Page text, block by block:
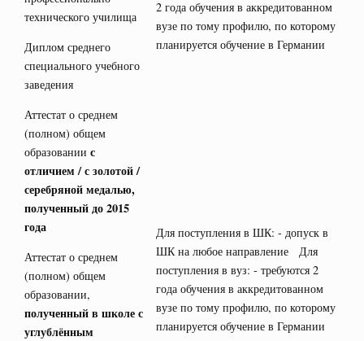
2 года обучения в аккредитованном
вузе по тому профилю, по которому
планируется обучение в Германии
технического училища
Диплом среднего
специального учебного
заведения
Аттестат о среднем
(полном) общем
образовании с
отличием / с золотой /
серебряной медалью,
полученный до 2015
года
Для поступления в ШК: - допуск в
ШК на любое направление Для
поступления в вуз: - требуются 2
года обучения в аккредитованном
вузе по тому профилю, по которому
планируется обучение в Германии
Аттестат о среднем
(полном) общем
образовании,
полученный в школе с
углублённым